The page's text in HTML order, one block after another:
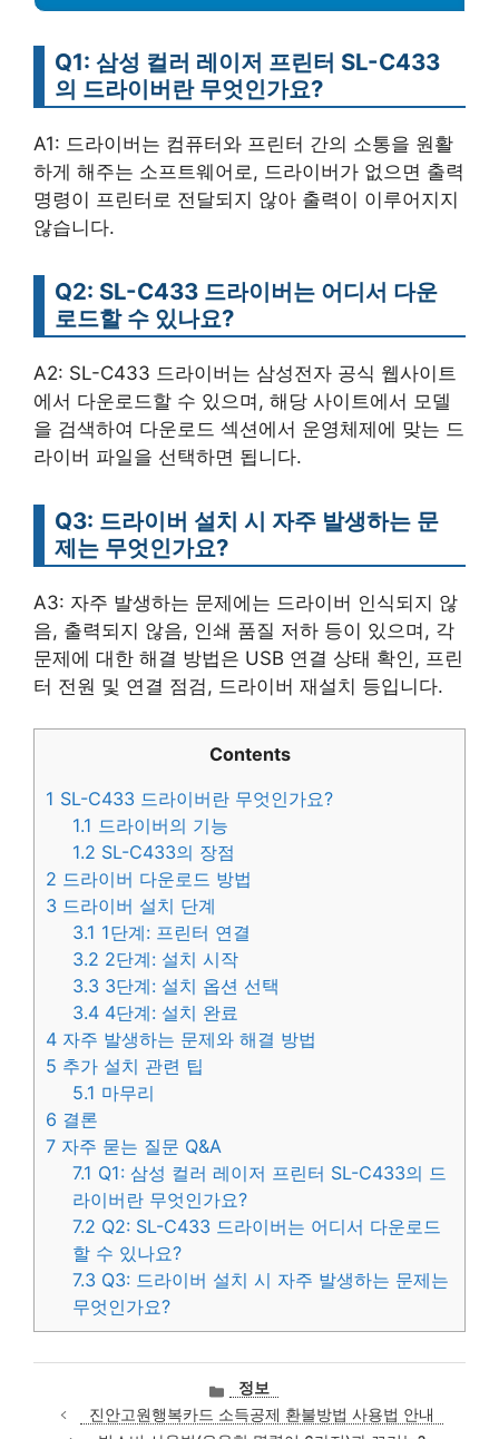
Q1: 삼성 컬러 레이저 프린터 SL-C433
의 드라이버란 무엇인가요?
A1: 드라이버는 컴퓨터와 프린터 간의 소통을 원활
하게 해주는 소프트웨어로, 드라이버가 없으면 출력
명령이 프린터로 전달되지 않아 출력이 이루어지지
않습니다.
Q2: SL-C433 드라이버는 어디서 다운
로드할 수 있나요?
A2: SL-C433 드라이버는 삼성전자 공식 웹사이트
에서 다운로드할 수 있으며, 해당 사이트에서 모델
을 검색하여 다운로드 섹션에서 운영체제에 맞는 드
라이버 파일을 선택하면 됩니다.
Q3: 드라이버 설치 시 자주 발생하는 문
제는 무엇인가요?
A3: 자주 발생하는 문제에는 드라이버 인식되지 않
음, 출력되지 않음, 인쇄 품질 저하 등이 있으며, 각
문제에 대한 해결 방법은 USB 연결 상태 확인, 프린
터 전원 및 연결 점검, 드라이버 재설치 등입니다.
Contents
1 SL-C433 드라이버란 무엇인가요?
1.1 드라이버의 기능
1.2 SL-C433의 장점
2 드라이버 다운로드 방법
3 드라이버 설치 단계
3.1 1단계: 프린터 연결
3.2 2단계: 설치 시작
3.3 3단계: 설치 옵션 선택
3.4 4단계: 설치 완료
4 자주 발생하는 문제와 해결 방법
5 추가 설치 관련 팁
5.1 마무리
6 결론
7 자주 묻는 질문 Q&A
7.1 Q1: 삼성 컬러 레이저 프린터 SL-C433의 드
라이버란 무엇인가요?
7.2 Q2: SL-C433 드라이버는 어디서 다운로드
할 수 있나요?
7.3 Q3: 드라이버 설치 시 자주 발생하는 문제는
무엇인가요?
카
테
고
정보
진안고원행복카드 소득공제 환불방법 사용법 안내